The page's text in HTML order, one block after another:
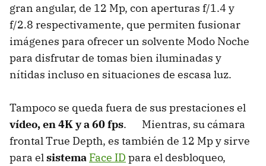
gran angular, de 12 Mp, con aperturas f/1.4 y
f/2.8 respectivamente, que permiten fusionar
imágenes para ofrecer un solvente Modo Noche
para disfrutar de tomas bien iluminadas y
nítidas incluso en situaciones de escasa luz.
Tampoco se queda fuera de sus prestaciones el
vídeo, en 4K y a 60 fps. Mientras, su cámara
frontal True Depth, es también de 12 Mp y sirve
para elsistema Face ID para el desbloqueo,